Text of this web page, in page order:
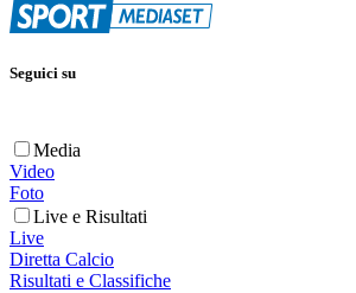
Seguici su
Media
Video
Foto
Live e Risultati
Live
Diretta Calcio
Risultati e Classifiche